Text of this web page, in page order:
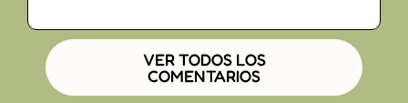
VER TODOS LOS
COMENTARIOS